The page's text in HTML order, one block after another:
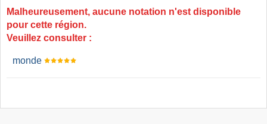
Malheureusement, aucune notation n'est disponible
pour cette région.
Veuillez consulter :
monde